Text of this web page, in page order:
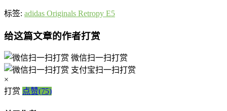
标签: adidas Originals Retropy E5
给这篇文章的作者打赏
微信扫一扫打赏
支付宝扫一扫打赏
×
打赏 点赞(75)